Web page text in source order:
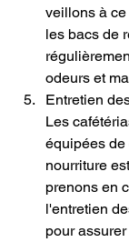
veillons à
les bacs de
odeurs et
Entretien
Les
équipées
nourriture
prenons en
l'entretien
pour